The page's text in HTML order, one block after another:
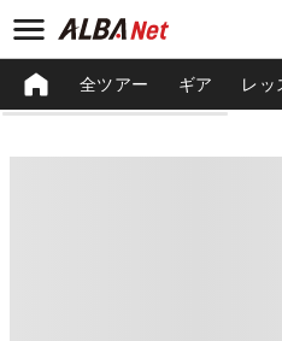
全ツアー ギア レッ